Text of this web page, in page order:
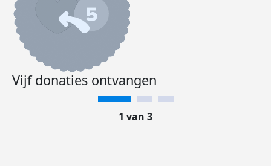
Vijf donaties ontvangen
1 van 3